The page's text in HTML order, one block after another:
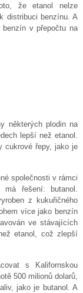
že etanol nelze
distribuci benzínu. A
v přepočtu na
některých plodin na
lepší než etanol.
cukrové řepy, jako je
společnosti v rámci
řešení: butanol.
z kukuřičného
více jako benzín
ve stávajících
etanol, což zlepší
s Kalifornskou
500 milionů dolarů,
jako je butanol. A